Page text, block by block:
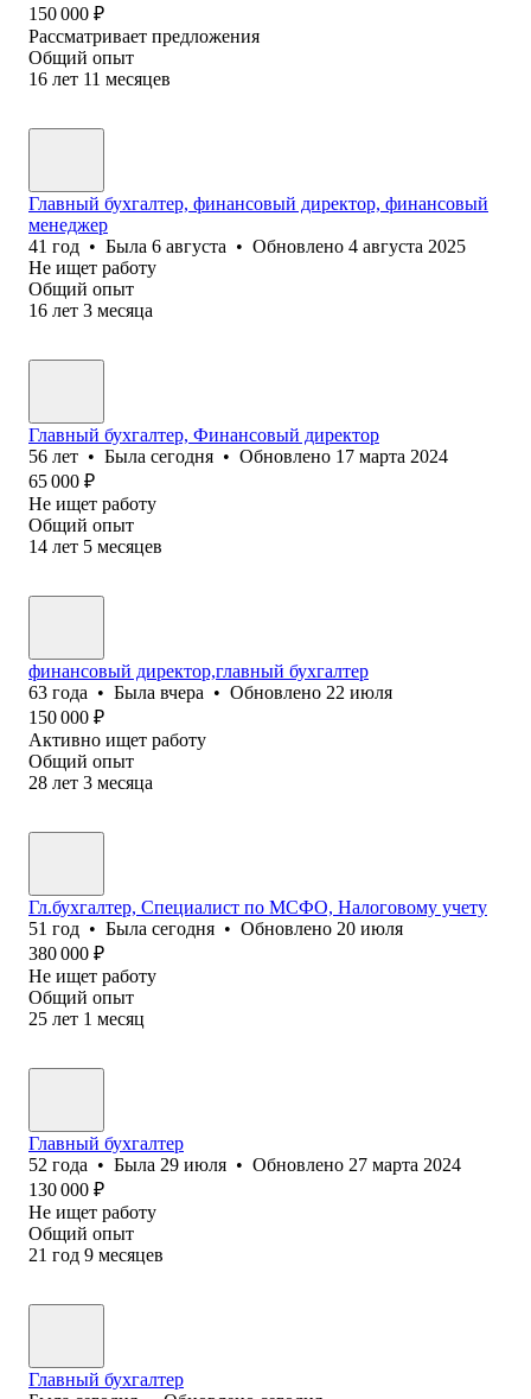
150 000 ₽
Рассматривает предложения
Общий опыт
16 лет 11 месяцев
Главный бухгалтер, финансовый директор, финансовый
менеджер
41 год • Была 6 августа • Обновлено 4 августа 2025
Не ищет работу
Общий опыт
16 лет 3 месяца
Главный бухгалтер, Финансовый директор
56 лет • Была сегодня • Обновлено 17 марта 2024
65 000 ₽
Не ищет работу
Общий опыт
14 лет 5 месяцев
финансовый директор,главный бухгалтер
63 года • Была вчера • Обновлено 22 июля
150 000 ₽
Активно ищет работу
Общий опыт
28 лет 3 месяца
Гл.бухгалтер, Специалист по МСФО, Налоговому учету
51 год • Была сегодня • Обновлено 20 июля
380 000 ₽
Не ищет работу
Общий опыт
25 лет 1 месяц
Главный бухгалтер
52 года • Была 29 июля • Обновлено 27 марта 2024
130 000 ₽
Не ищет работу
Общий опыт
21 год 9 месяцев
Главный бухгалтер